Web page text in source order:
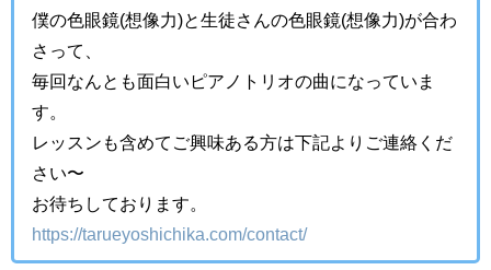
僕の色眼鏡(想像力)と生徒さんの色眼鏡(想像力)が合わ
さって、
毎回なんとも面白いピアノトリオの曲になっていま
す。
レッスンも含めてご興味ある方は下記よりご連絡くだ
さい〜
お待ちしております。
https://tarueyoshichika.com/contact/